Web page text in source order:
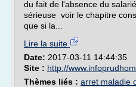
du fait de l'absence du
sérieuse voir le chapitre
que si la...
Lire la suite
Date: 2017-03-11 14:44:35
Site : http://
Thèmes liés : arret maladie